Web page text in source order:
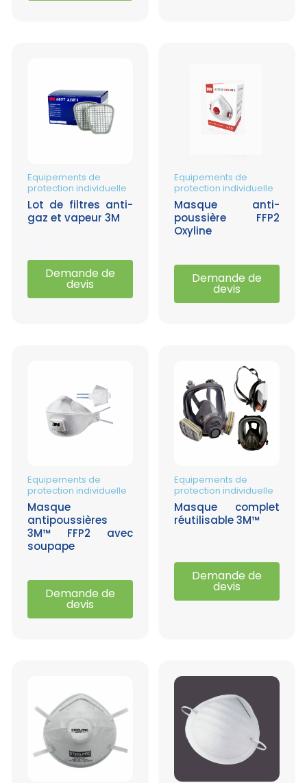
Equipements de
protection individuelle
Lot de filtres anti-
gaz et vapeur 3M
Note
5
Demande de
devis
Equipements de
protection individuelle
Masque anti-
poussière FFP2
Oxyline
Note
5
Demande de
devis
Equipements de
protection individuelle
Masque
antipoussières
3M™ FFP2 avec
soupape
Note
5
Demande de
devis
Equipements de
protection individuelle
Masque complet
réutilisable 3M™
Note
5
Demande de
devis